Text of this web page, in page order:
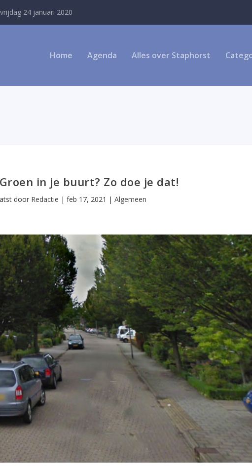
24 januari 2020
Home Agenda Alles over Staphorst
in je buurt? Zo doe je dat!
door Redactie |feb 17, 2021 |Algemeen